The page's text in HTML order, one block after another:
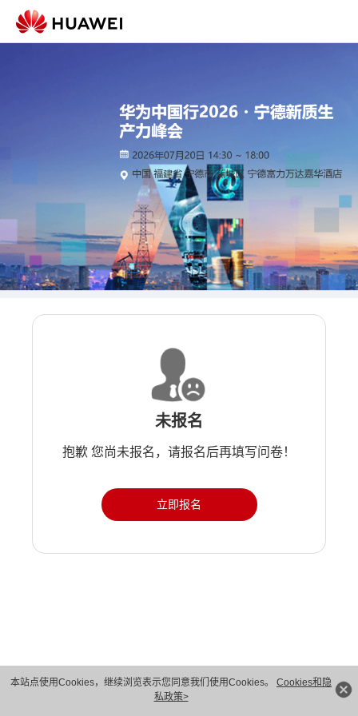
本站点使用Cookies，继续浏览表示您同意我们使用Cookies。 Cookies和隐
私政策>
未报名
抱歉 您尚未报名，请报名后再填写问卷！
立即报名
版权所有 © 华为技术有限公司 1998-2026。 保留一切权利。粤A2-20044005号
隐私保护
法律声明